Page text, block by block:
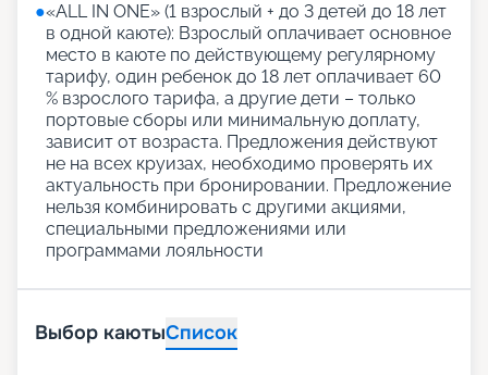
●«АLL IN ONE» (1 взрослый + до 3 детей до 18 лет
в одной каюте): Взрослый оплачивает основное
место в каюте по действующему регулярному
тарифу, один ребенок до 18 лет оплачивает 60
% взрослого тарифа, а другие дети – только
портовые сборы или минимальную доплату,
зависит от возраста. Предложения действуют
не на всех круизах, необходимо проверять их
актуальность при бронировании. Предложение
нельзя комбинировать с другими акциями,
специальными предложениями или
программами лояльности
Выбор каютыСписок